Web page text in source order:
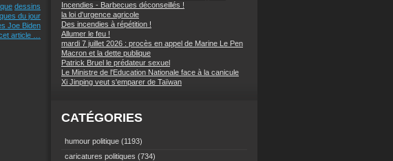
dessins
du jour
Joe Biden
article
Incendies - Barbecues déconseillés !
la loi d'urgence agricole
Des incendies à répétition !
Allumer le feu !
mardi 7 juillet 2026 : procès en appel de Marine Le Pen
Macron et la dette publique
Patrick Bruel le prédateur sexuel
Le Ministre de l'Education Nationale face à la canicule
Xi Jinping veut s'emparer de Taïwan
CATÉGORIES
humour politique (1193)
caricatures politiques (734)